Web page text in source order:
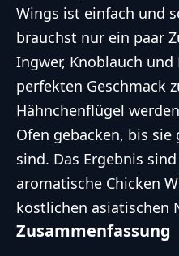
Wings ist einfach und
brauchst nur ein paar
Ingwer, Knoblauch
perfekten Geschmack
Hähnchenflügel
Ofen gebacken, bis
sind. Das Ergebnis
aromatische Chicken
köstlichen asiatischen
Zusammenfassung